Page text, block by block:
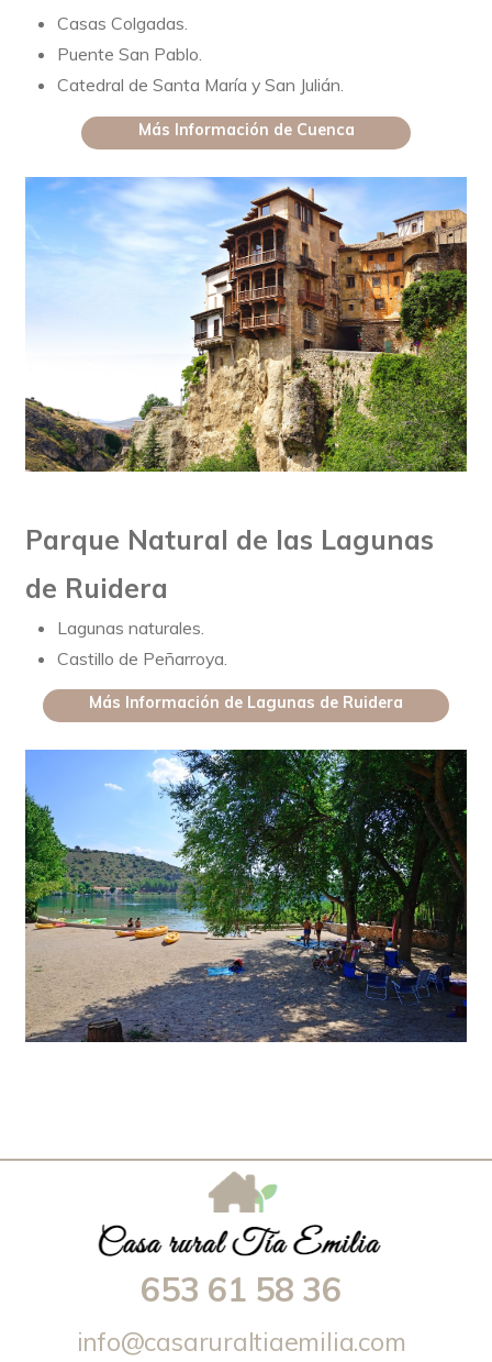
Casas Colgadas.
Puente San Pablo.
Catedral de Santa María y San Julián.
Más Información de Cuenca
Parque Natural de las Lagunas
de Ruidera
Lagunas naturales.
Castillo de Peñarroya.
Más Información de Lagunas de Ruidera
653 61 58 36
info@casaruraltiaemilia.com